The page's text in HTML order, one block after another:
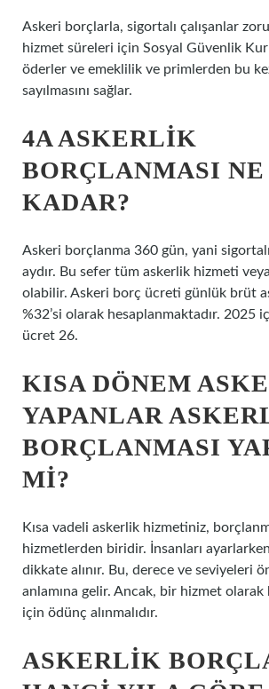
Askeri borçlarla, sigortalı çalışanlar
hizmet süreleri için Sosyal Güvenlik
öderler ve emeklilik ve primlerden bu
sayılmasını sağlar.
4A ASKERLIK
BORÇLANMASI NE
KADAR?
Askeri borçlanma 360 gün, yani
aydır. Bu sefer tüm askerlik hizmeti
olabilir. Askeri borç ücreti günlük brüt
%32’si olarak hesaplanmaktadır. 2025
ücret 26.
KISA DÖNEM
YAPANLAR
BORÇLANMASI
MI?
Kısa vadeli askerlik hizmetiniz,
hizmetlerden biridir. İnsanları
dikkate alınır. Bu, derece ve seviyeleri
anlamına gelir. Ancak, bir hizmet
için ödünç alınmalıdır.
ASKERLIK